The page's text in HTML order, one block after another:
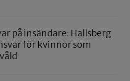
på insändare: Hallsberg
för kvinnor som